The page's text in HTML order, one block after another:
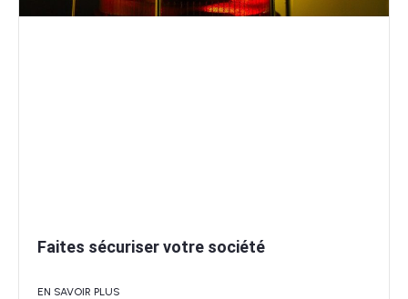
Faites sécuriser votre société
EN SAVOIR PLUS